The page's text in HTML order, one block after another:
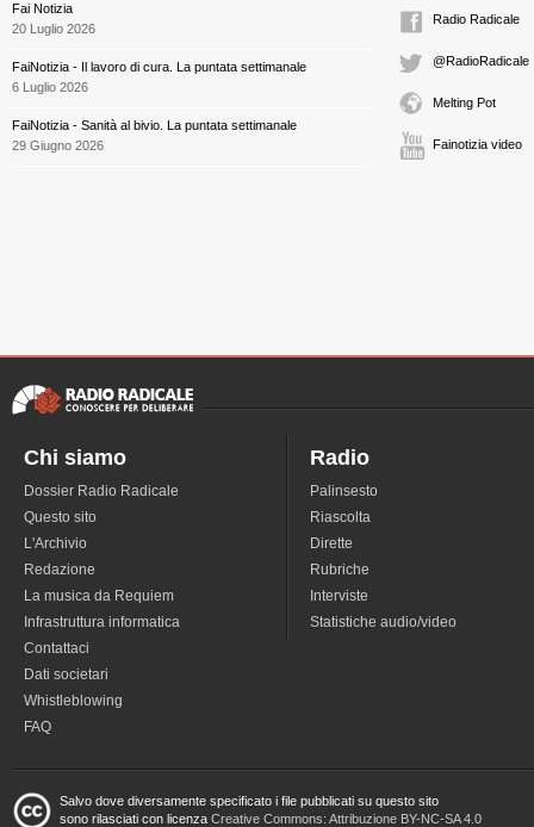
Fai Notizia
20 Luglio 2026
FaiNotizia - Il lavoro di cura. La puntata settimanale
6 Luglio 2026
FaiNotizia - Sanità al bivio. La puntata settimanale
29 Giugno 2026
Radio Radicale
@RadioRadicale
Melting Pot
Fainotizia video
Chi siamo
Dossier Radio Radicale
Questo sito
L'Archivio
Redazione
La musica da Requiem
Infrastruttura informatica
Contattaci
Dati societari
Whistleblowing
FAQ
Radio
Palinsesto
Riascolta
Dirette
Rubriche
Interviste
Statistiche audio/video
Salvo dove diversamente specificato i file pubblicati su questo sito
sono rilasciati con licenza Creative Commons: Attribuzione BY-NC-SA 4.0